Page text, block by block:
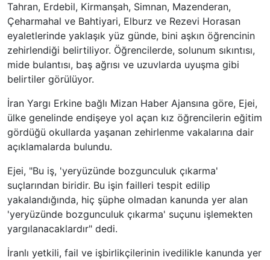
Tahran, Erdebil, Kirmanşah, Simnan, Mazenderan,
Çeharmahal ve Bahtiyari, Elburz ve Rezevi Horasan
eyaletlerinde yaklaşık yüz günde, bini aşkın öğrencinin
zehirlendiği belirtiliyor. Öğrencilerde, solunum sıkıntısı,
mide bulantısı, baş ağrısı ve uzuvlarda uyuşma gibi
belirtiler görülüyor.
İran Yargı Erkine bağlı Mizan Haber Ajansına göre, Ejei,
ülke genelinde endişeye yol açan kız öğrencilerin eğitim
gördüğü okullarda yaşanan zehirlenme vakalarına dair
açıklamalarda bulundu.
Ejei, "Bu iş, 'yeryüzünde bozgunculuk çıkarma'
suçlarından biridir. Bu işin failleri tespit edilip
yakalandığında, hiç şüphe olmadan kanunda yer alan
'yeryüzünde bozgunculuk çıkarma' suçunu işlemekten
yargılanacaklardır" dedi.
İranlı yetkili, fail ve işbirlikçilerinin ivedilikle kanunda yer